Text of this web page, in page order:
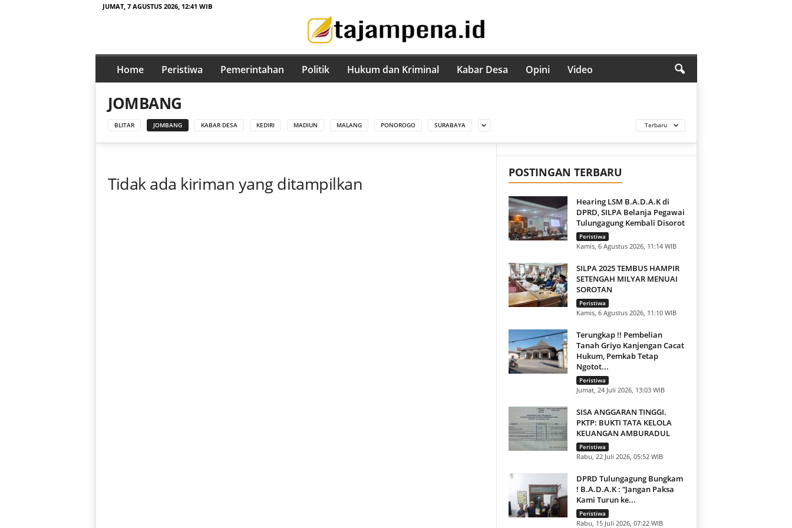
JUMAT, 7 AGUSTUS 2026, 12:41 WIB
t
n
Home Peristiwa Pemerintahan Politik Hukum dan Kriminal Kabar Desa Opini Video
JOMBANG
BLITAR JOMBANG KABAR DESA KEDIRI MADIUN MALANG PONOROGO SURABAYA Terbaru
Tidak ada kiriman yang ditampilkan
POSTINGAN TERBARU
Hearing LSM B.A.D.A.K di
DPRD, SILPA Belanja Pegawai
Tulungagung Kembali Disorot
Peristiwa
Kamis, 6 Agustus 2026, 11:14 WIB
SILPA 2025 TEMBUS HAMPIR
SETENGAH MILYAR MENUAI
SOROTAN
Peristiwa
Kamis, 6 Agustus 2026, 11:10 WIB
Terungkap !! Pembelian
Tanah Griyo Kanjengan Cacat
Hukum, Pemkab Tetap
Ngotot...
Peristiwa
Jumat, 24 Juli 2026, 13:03 WIB
SISA ANGGARAN TINGGI.
PKTP: BUKTI TATA KELOLA
KEUANGAN AMBURADUL
Peristiwa
Rabu, 22 Juli 2026, 05:52 WIB
DPRD Tulungagung Bungkam
! B.A.D.A.K : “Jangan Paksa
Kami Turun ke...
Peristiwa
Rabu, 15 Juli 2026, 07:22 WIB